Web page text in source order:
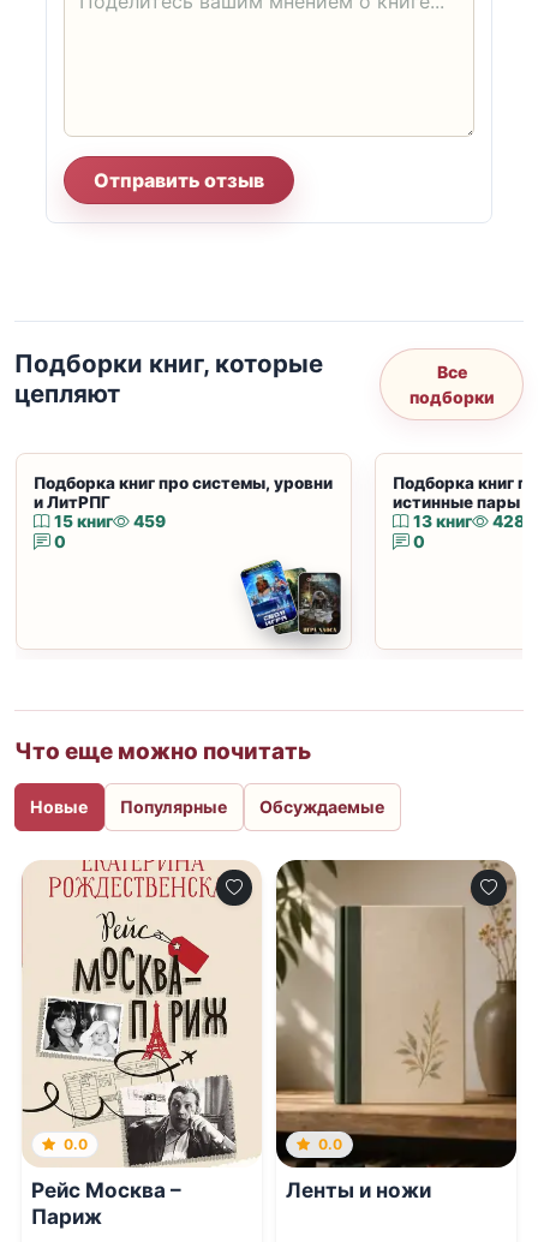
Отправить отзыв
Подборки книг, которые
цепляют
Все
подборки
Подборка книг про системы, уровни
и ЛитРПГ
15 книг
459
0
Подборка книг
истинные пары
13 книг
428
0
Что еще можно почитать
Новые Популярные Обсуждаемые
0.0
Рейс Москва –
Париж
0.0
Ленты и ножи